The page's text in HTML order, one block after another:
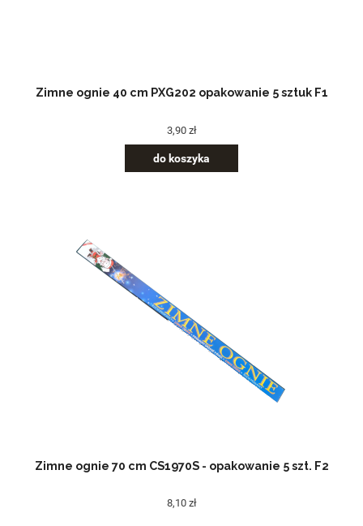
Zimne ognie 40 cm PXG202 opakowanie 5 sztuk F1
3,90 zł
do koszyka
Zimne ognie 70 cm CS1970S - opakowanie 5 szt. F2
8,10 zł